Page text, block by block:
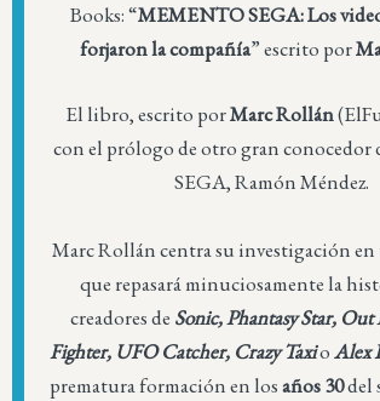
Books: “MEMENTO SEGA: Los
forjaron la compañía” escrito por
El libro, escrito porMarc Rollán
con el prólogo de otro gran conocedor
SEGA, Ramón Méndez.
Marc Rollán centra su investigación
que repasará minuciosamente la
creadores de Sonic, Phantasy Star,
Fighter, UFO Catcher, Crazy TaxioAlex
prematura formación en losaños 30del